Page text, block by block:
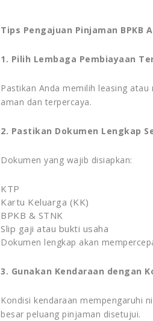
Tips Pengajuan Pinjaman BPKB
1. Pilih Lembaga Pembiayaan
Pastikan Anda memilih leasing
aman dan terpercaya.
2. Pastikan Dokumen Lengkap
Dokumen yang wajib disiapkan:
KTP
Kartu Keluarga (KK)
BPKB & STNK
Slip gaji atau bukti usaha
Dokumen lengkap akan
3. Gunakan Kendaraan dengan
Kondisi kendaraan mempengaruhi
besar peluang pinjaman disetujui.